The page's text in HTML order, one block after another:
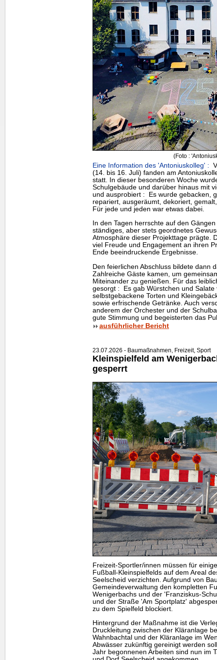
(Foto :
Eine Information des 'Antoniuskolleg' :
(14. bis 16. Juli) fanden am
statt. In dieser besonderen Woche
Schulgebäude und darüber hinaus mit
und ausprobiert : Es wurde gebacken,
repariert, ausgeräumt, dekoriert,
Für jede und jeden war etwas dabei.
In den Tagen herrschte auf den
ständiges, aber stets geordnetes
Atmosphäre dieser Projekttage prägte.
viel Freude und Engagement an ihren
Ende beeindruckende Ergebnisse.
Den feierlichen Abschluss bildete dann
Zahlreiche Gäste kamen, um
Miteinander zu genießen. Für das
gesorgt : Es gab Würstchen und
selbstgebackene Torten und
sowie erfrischende Getränke. Auch
anderem der Orchester und der
gute Stimmung und begeisterten das
ausführlicher Bericht
23.07.2026 - Baumaßnahmen, Freizeit, Sport
Kleinspielfeld am
gesperrt
Freizeit-Sportler/innen müssen für
Fußball-Kleinspielfelds auf dem Areal
Seelscheid verzichten. Aufgrund von
Gemeindeverwaltung den kompletten
Wenigerbachs und der 'Franziskus-
und der Straße 'Am Sportplatz'
zu dem Spielfeld blockiert.
Hintergrund der Maßnahme ist die
Druckleitung zwischen der Kläranlage
Wahnbachtal und der Kläranlage im
Abwässer zukünftig gereinigt werden
Jahr begonnenen Arbeiten sind nun im